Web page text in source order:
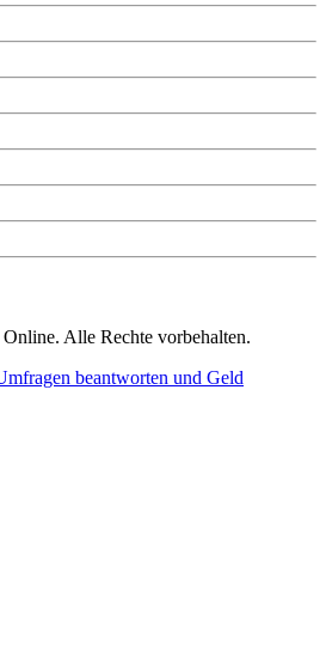
Alle Rechte vorbehalten.